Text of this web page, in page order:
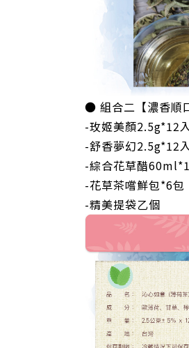
● 組合二【濃香順
-玫姬美顏2.5g*12
-舒香夢幻2.5g*12
-綜合花草醋
-花草茶嚐鮮包*6包
-精美提袋乙個